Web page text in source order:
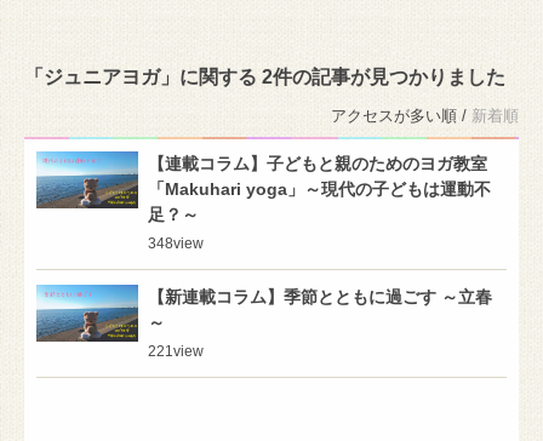
「ジュニアヨガ」に関する 2件の記事が見つかりました
アクセスが多い順 / 新着順
【連載コラム】子どもと親のためのヨガ教室
「Makuhari yoga」～現代の子どもは運動不
足？～
348view
【新連載コラム】季節とともに過ごす ～立春
～
221 view